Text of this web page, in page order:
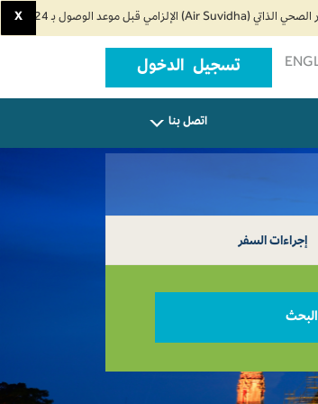
X
تسجيل الدخول
اتصل بنا
إجراءات السفر
البحث